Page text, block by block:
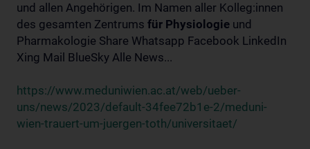
und allen Angehörigen. Im Namen aller Kolleg:innen
des gesamten Zentrums für Physiologie und
Pharmakologie Share Whatsapp Facebook LinkedIn
Xing Mail BlueSky Alle News...
https://www.meduniwien.ac.at/web/ueber-
uns/news/2023/default-34fee72b1e-2/meduni-
wien-trauert-um-juergen-toth/universitaet/